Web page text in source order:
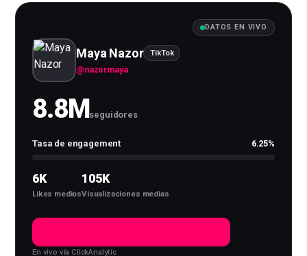
DATOS EN VIVO
Maya Nazor TikTok
@nazormaya
8.8Mseguidores
Tasa de engagement 6.25%
6K
Likes medios
105K
Visualizaciones medias
En vivo vía ClickAnalytic